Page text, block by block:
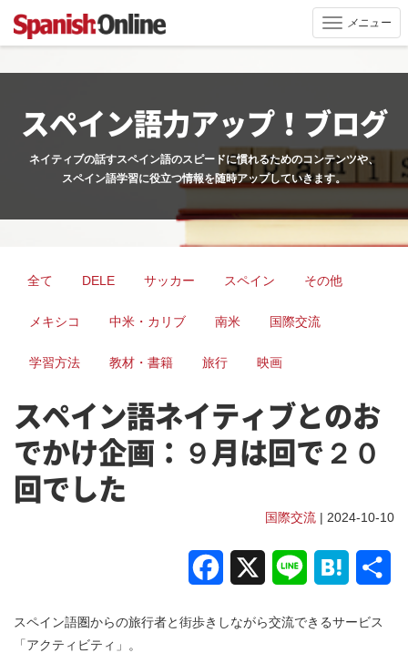
Toggle
navigation
メニュー
スペイン語力アップ！ブログ
ネイティブの話すスペイン語のスピードに慣れるためのコンテンツや、
スペイン語学習に役立つ情報を随時アップしていきます。
全て DELE サッカー スペイン その他
メキシコ 中米・カリブ 南米 国際交流
学習方法 教材・書籍 旅行 映画
スペイン語ネイティブとのお
でかけ企画：９月は回で２０
回でした
国際交流 | 2024-10-10
Facebook Line Hatena
スペイン語圏からの旅行者と街歩きしながら交流できるサービス
「アクティビティ」。